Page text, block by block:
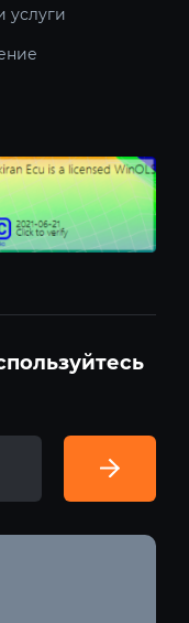
услуги